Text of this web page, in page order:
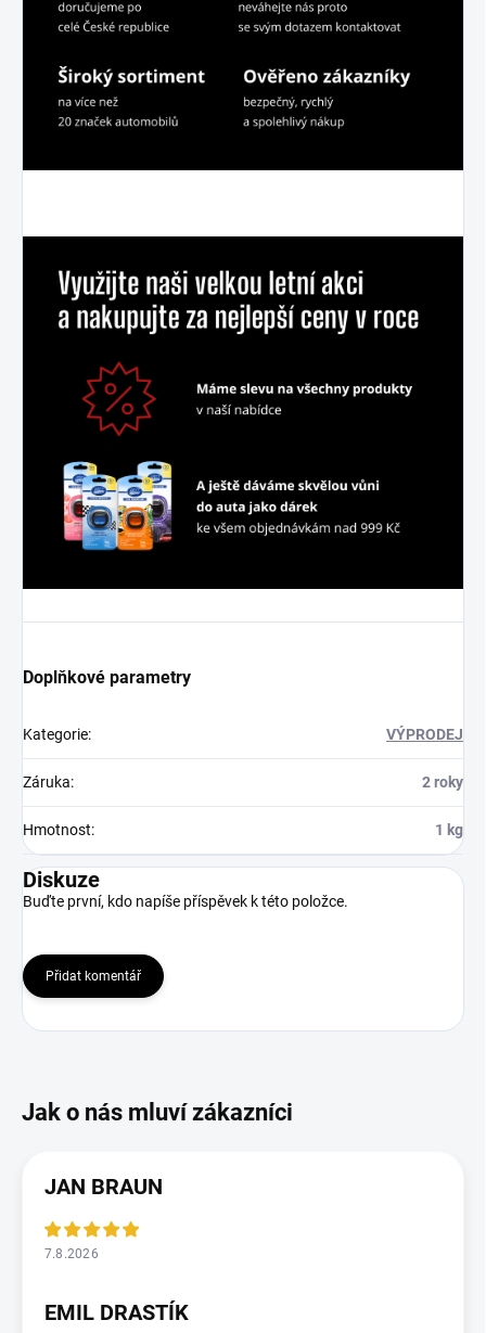
Doplňkové parametry
Kategorie: VÝPRODEJ
Záruka: 2 roky
Hmotnost: 1 kg
Diskuze
Buďte první, kdo napíše příspěvek k této položce.
Přidat komentář
JAN BRAUN
7.8.2026
EMIL DRASTÍK